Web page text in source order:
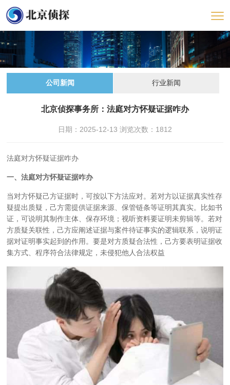
公司新闻 行业新闻
北京侦探事务所：法庭对方怀疑证据咋办
日期：2025-12-13 浏览次数： 1812
法庭对方怀疑证据咋办
一、法庭对方怀疑证据咋办
当对方怀疑己方证据时，可按以下方法应对。若对方以证据真实性存
疑提出质疑，己方需提供证据来源、保管链条等证明其真实。比如书
证，可说明其制作主体、保存环境；视听资料要证明未剪辑等。若对
方质疑关联性，己方应阐述证据与案件待证事实的逻辑联系，说明证
据对证明事实起到的作用。要是对方质疑合法性，己方要表明证据收
集方式、程序符合法律规定，未侵犯他人合法权益